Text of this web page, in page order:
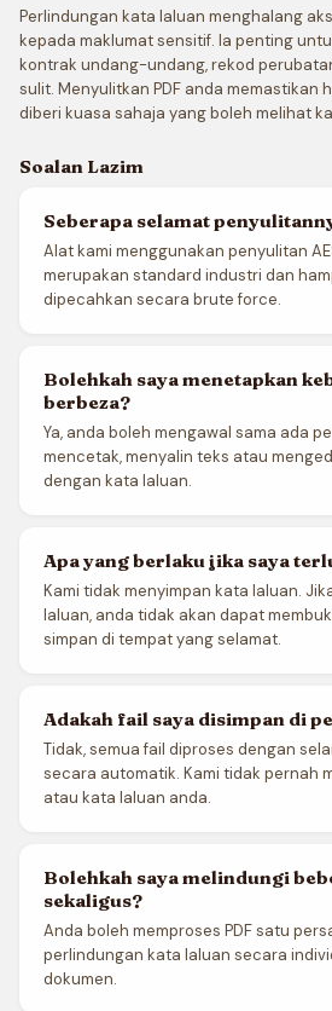
Perlindungan kata laluan menghalang
kepada maklumat sensitif. Ia penting
kontrak undang-undang, rekod
sulit. Menyulitkan PDF anda memastikan
diberi kuasa sahaja yang boleh melihat
Soalan Lazim
Seberapa selamat
Alat kami menggunakan penyulitan
merupakan standard industri dan
dipecahkan secara brute force.
Bolehkah saya menetapkan
berbeza?
Ya, anda boleh mengawal sama ada
mencetak, menyalin teks atau
dengan kata laluan.
Apa yang berlaku jika saya
Kami tidak menyimpan kata laluan.
laluan, anda tidak akan dapat
simpan di tempat yang selamat.
Adakah fail saya disimpan di
Tidak, semua fail diproses dengan
secara automatik. Kami tidak pernah
atau kata laluan anda.
Bolehkah saya melindungi
sekaligus?
Anda boleh memproses PDF satu
perlindungan kata laluan secara
dokumen.